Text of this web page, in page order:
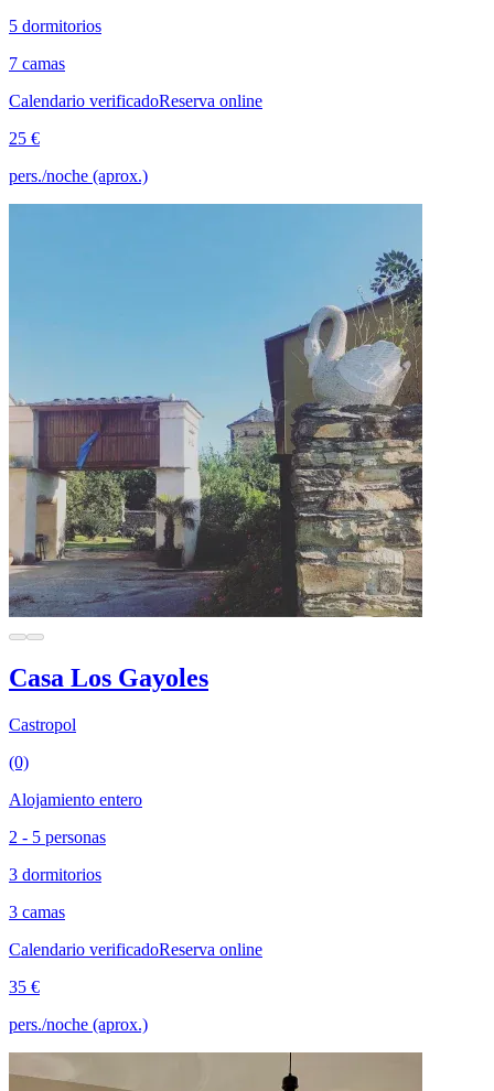
5 dormitorios
7 camas
Calendario verificadoReserva online
25 €
pers./noche (aprox.)
Casa Los Gayoles
Castropol
(0)
Alojamiento entero
2 - 5 personas
3 dormitorios
3 camas
Calendario verificadoReserva online
35 €
pers./noche (aprox.)